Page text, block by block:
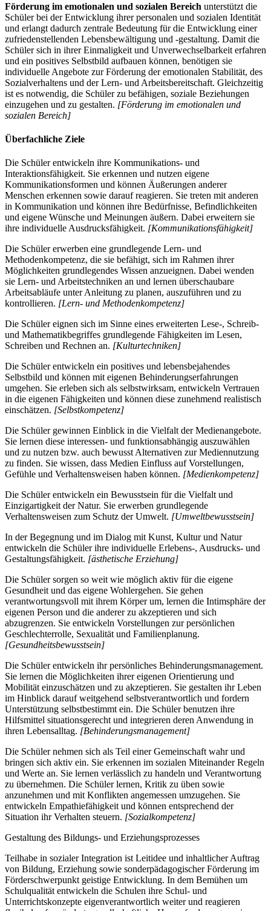
Förderung im emotionalen und sozialen Bereich unterstützt die
Schüler bei der Entwicklung ihrer personalen und sozialen Identität
und erlangt dadurch zentrale Bedeutung für die Entwicklung einer
zufriedenstellenden Lebensbewältigung und -gestaltung. Damit die
Schüler sich in ihrer Einmaligkeit und Unverwechselbarkeit erfahren
und ein positives Selbstbild aufbauen können, benötigen sie
individuelle Angebote zur Förderung der emotionalen Stabilität, des
Sozialverhaltens und der Lern- und Arbeitsbereitschaft. Gleichzeitig
ist es notwendig, die Schüler zu befähigen, soziale Beziehungen
einzugehen und zu gestalten. [Förderung im emotionalen und
sozialen Bereich]
Überfachliche Ziele
Die Schüler entwickeln ihre Kommunikations- und
Interaktionsfähigkeit. Sie erkennen und nutzen eigene
Kommunikationsformen und können Äußerungen anderer
Menschen erkennen sowie darauf reagieren. Sie treten mit anderen
in Kommunikation und können ihre Bedürfnisse, Befindlichkeiten
und eigene Wünsche und Meinungen äußern. Dabei erweitern sie
ihre individuelle Ausdrucksfähigkeit. [Kommunikationsfähigkeit]
Die Schüler erwerben eine grundlegende Lern- und
Methodenkompetenz, die sie befähigt, sich im Rahmen ihrer
Möglichkeiten grundlegendes Wissen anzueignen. Dabei wenden
sie Lern- und Arbeitstechniken an und lernen überschaubare
Arbeitsabläufe unter Anleitung zu planen, auszuführen und zu
kontrollieren. [Lern- und Methodenkompetenz]
Die Schüler eignen sich im Sinne eines erweiterten Lese-, Schreib-
und Mathematikbegriffes grundlegende Fähigkeiten im Lesen,
Schreiben und Rechnen an. [Kulturtechniken]
Die Schüler entwickeln ein positives und lebensbejahendes
Selbstbild und können mit eigenen Behinderungserfahrungen
umgehen. Sie erleben sich als selbstwirksam, entwickeln Vertrauen
in die eigenen Fähigkeiten und können diese zunehmend realistisch
einschätzen. [Selbstkompetenz]
Die Schüler gewinnen Einblick in die Vielfalt der Medienangebote.
Sie lernen diese interessen- und funktionsabhängig auszuwählen
und zu nutzen bzw. auch bewusst Alternativen zur Mediennutzung
zu finden. Sie wissen, dass Medien Einfluss auf Vorstellungen,
Gefühle und Verhaltensweisen haben können. [Medienkompetenz]
Die Schüler entwickeln ein Bewusstsein für die Vielfalt und
Einzigartigkeit der Natur. Sie erwerben grundlegende
Verhaltensweisen zum Schutz der Umwelt. [Umweltbewusstsein]
In der Begegnung und im Dialog mit Kunst, Kultur und Natur
entwickeln die Schüler ihre individuelle Erlebens-, Ausdrucks- und
Gestaltungsfähigkeit. [ästhetische Erziehung]
Die Schüler sorgen so weit wie möglich aktiv für die eigene
Gesundheit und das eigene Wohlergehen. Sie gehen
verantwortungsvoll mit ihrem Körper um, lernen die Intimsphäre der
eigenen Person und die anderer zu akzeptieren und sich
abzugrenzen. Sie entwickeln Vorstellungen zur persönlichen
Geschlechterrolle, Sexualität und Familienplanung.
[Gesundheitsbewusstsein]
Die Schüler entwickeln ihr persönliches Behinderungsmanagement.
Sie lernen die Möglichkeiten ihrer eigenen Orientierung und
Mobilität einzuschätzen und zu akzeptieren. Sie gestalten ihr Leben
im Hinblick darauf weitgehend selbstverantwortlich und fordern
Unterstützung selbstbestimmt ein. Die Schüler benutzen ihre
Hilfsmittel situationsgerecht und integrieren deren Anwendung in
ihren Lebensalltag. [Behinderungsmanagement]
Die Schüler nehmen sich als Teil einer Gemeinschaft wahr und
bringen sich aktiv ein. Sie erkennen im sozialen Miteinander Regeln
und Werte an. Sie lernen verlässlich zu handeln und Verantwortung
zu übernehmen. Die Schüler lernen, Kritik zu üben sowie
anzunehmen und mit Konflikten angemessen umzugehen. Sie
entwickeln Empathiefähigkeit und können entsprechend der
Situation ihr Verhalten steuern. [Sozialkompetenz]
Gestaltung des Bildungs- und Erziehungsprozesses
Teilhabe in sozialer Integration ist Leitidee und inhaltlicher Auftrag
von Bildung, Erziehung sowie sonderpädagogischer Förderung im
Förderschwerpunkt geistige Entwicklung. In dem Bemühen um
Schulqualität entwickeln die Schulen ihre Schul- und
Unterrichtskonzepte eigenverantwortlich weiter und reagieren